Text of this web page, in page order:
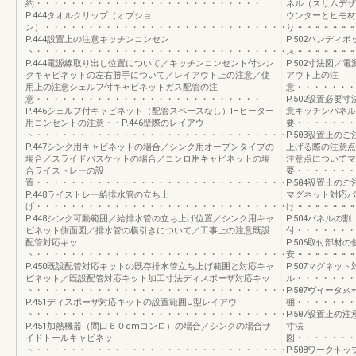
約・・・・・・・・・・・・・・・・・・・・・・・・・・
P.444タオルクリップ（オプショ
ン）・・・・・・・・・・・・・・・・・・・・・・・・・・・・・・・・・・・
P.444設置上の注意キッチンコンセン
ト・・・・・・・・・・・・・・・・・・・・・・・・・・・・・・・・・・・・
P.444電源線取り出し位置について／キッチンコンセント付シン
クキャビネットの左右勝手について／レイアウト上の注意／使
用上の注意シェルフ付キャビネットガス配管の注
意・・・・・・・・・・・・・・・・・・・・・・・・・・
P.446シェルフ付キャビネット（配管スペースなし）IHヒーター
用コンセントの注意・・P.446壁際のレイアウ
ト・・・・・・・・・・・・・・・・・・・・・・・・・・・・・・・・・・・・
P.447シンク用キャビネットの場合／シンク用オープンタイプの
場合／スライドバスケットの場合／コンロ用キャビネットの場
合ライストレーの設
置・・・・・・・・・・・・・・・・・・・・・・・・・・・・・・・・・・・・
P.448ライストレー給排水管の立ち上
げ・・・・・・・・・・・・・・・・・・・・・・・・・・・・・・・・・・・・
P.448シンク可動範囲／給排水管の立ち上げ位置／シンク用キャ
ビネット側面図／排水管の横引きについて／工事上の注意既設
配管対応キッ
ト・・・・・・・・・・・・・・・・・・・・・・・・・・・・・・・・・・・・
P.450既設配管対応キットの既存排水管立ち上げ範囲と対応キャ
ビネット／既設配管対応キット加工寸法ディスポーザ対応キッ
ト・・・・・・・・・・・・・・・・・・・・・・・・・・・・・・・・・・・・
P.451ディスポーザ対応キットの設置範囲U型レイアウ
ト・・・・・・・・・・・・・・・・・・・・・・・・・・・・・・・・・・・・
P.451加熱機器（間口６０cmコンロ）の場合／シンクの場合サ
イドトールキャビネッ
ト・・・・・・・・・・・・・・・・・・・・・・・・・・・・・・・・・・・・
ネル（スリムデ
ウンターとヒモ
り・・・・・・
P.502ハンディボ
ス・・・・・・
P.502寸法図／電
アウト上の注
意・・・・・・
P.502設置必要寸
意キッチンパネ
要・・・・・・
P.503設置上のご
上げる際の注意
注意点について
要・・・・・・
P.504設置上のご
マグネット対応
け・・・・・・
P.504パネルの割
付・・・・・・
P.506取付部材の
安・・・・・・
P.507マグネット
ル・・・・・・
P.507ヴィータス
棚・・・・・・
P.507設置上の注
寸法
図・・・・・・
P.508ワークトッ